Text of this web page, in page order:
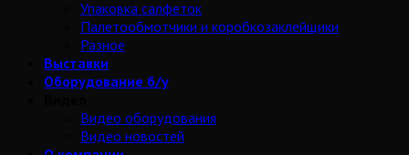
Упаковка салфеток
Палетообмотчики и коробкозаклейщики
Разное
Выставки
Оборудование б/у
Видео оборудования
Видео новостей